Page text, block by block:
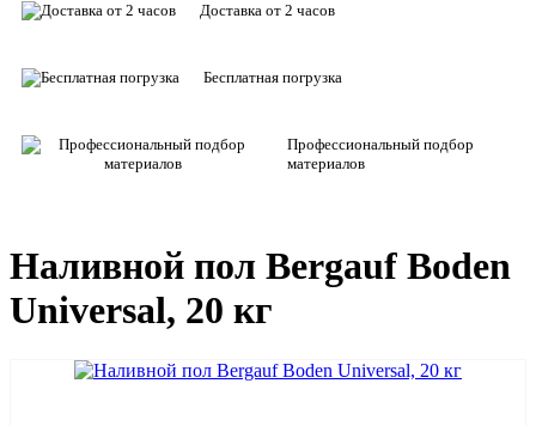
Доставка от 2 часов
Бесплатная погрузка
Профессиональный подбор
материалов
Наливной пол Bergauf Boden
Universal, 20 кг